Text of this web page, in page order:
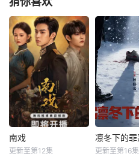
南戏
更新至第12集
凛冬下的罪
更新至第16集